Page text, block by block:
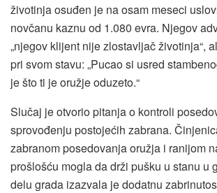
životinja osuđen je na osam meseci
novčanu kaznu od 1.080 evra. Njegov
„njegov klijent nije zlostavljač životinja“,
pri svom stavu: „Pucao si usred
je što ti je oružje oduzeto.“
Slučaj je otvorio pitanja o kontroli
sprovođenju postojećih zabrana.
zabranom posedovanja oružja i ranijom
prošlošću mogla da drži pušku u stanu u
delu grada izazvala je dodatnu